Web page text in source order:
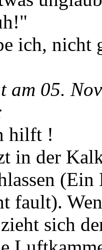
ich,
am 05.
hilft !
in der
fault).
sich